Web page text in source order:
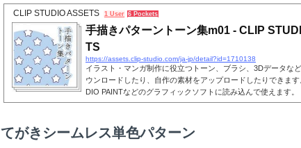
CLIP STUDIO ASSETS 1 User 6 Pockets
手描きパターントーン集m01 - CLIP
TS
https://assets.clip-studio.com/ja-jp/detail?id=1710138
イラスト・マンガ制作に役立つトーン、ブラシ、3Dデータな
ウンロードしたり、自作の素材をアップロードしたりできます
DIO PAINTなどのグラフィックソフトに読み込んで使えます。
てがきシームレス単色パターン